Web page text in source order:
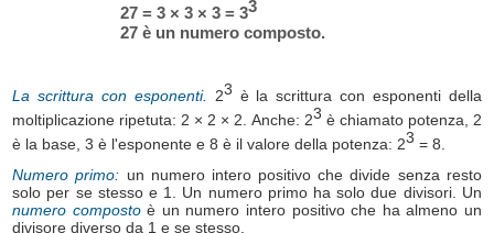
27 = 3 × 3 × 3 = 33
27 è un numero composto.
La scrittura con esponenti. 23 è la scrittura con esponenti della
moltiplicazione ripetuta: 2 × 2 × 2. Anche: 23 è chiamato potenza, 2
è la base, 3 è l'esponente e 8 è il valore della potenza: 23 = 8.
Numero primo: un numero intero positivo che divide senza resto
solo per se stesso e 1. Un numero primo ha solo due divisori. Un
numero compostoè un numero intero positivo che ha almeno un
divisore diverso da 1 e se stesso.